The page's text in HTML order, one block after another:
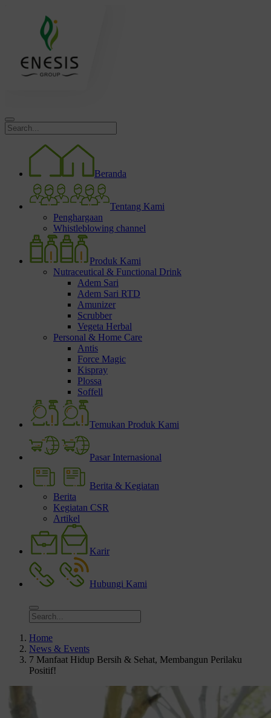
Beranda
Tentang Kami
Penghargaan
Whistleblowing channel
Produk Kami
Nutraceutical & Functional Drink
Adem Sari
Adem Sari RTD
Amunizer
Scrubber
Vegeta Herbal
Personal & Home Care
Antis
Force Magic
Kispray
Plossa
Soffell
Temukan Produk Kami
Pasar Internasional
Berita & Kegiatan
Berita
Kegiatan CSR
Artikel
Karir
Hubungi Kami
Home
News & Events
7 Manfaat Hidup Bersih & Sehat, Membangun Perilaku
Positif!